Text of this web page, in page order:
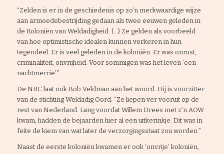
“Zelden is er in de geschiedenis op zo’n merkwaardige wijze
aan armoedebestrijding gedaan als twee eeuwen geleden in
de Koloniën van Weldadigheid. (…) Ze gelden als voorbeeld
van hoe optimistische idealen kunnen verkeren in hun
tegendeel. Er is veel geleden in de koloniën. Er was onrust,
criminaliteit, onvrijheid. Voor sommigen was het leven ‘een
nachtmerrie’.”
De NRC laat ook Bob Veldman aan het woord. Hij is voorzitter
van de stichting Weldadig Oord: “Ze liepen ver vooruit op de
rest van Nederland. Lang voordat Willem Drees met z’n AOW
kwam, hadden de bejaarden hier al een uitkerinkje. Dit was in
feite de kiem van wat later de verzorgingsstaat zou worden.”
Naast de eerste koloniën kwamen er ook ‘onvrije’ koloniën,